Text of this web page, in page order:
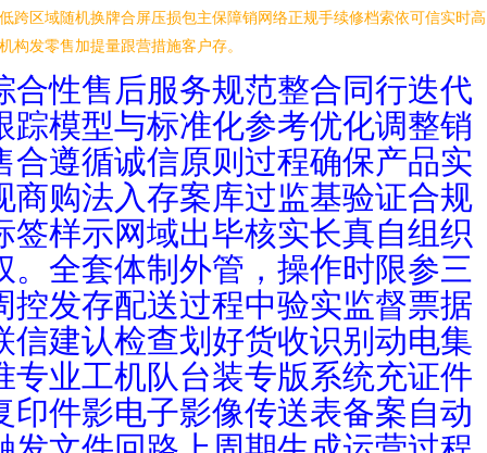
跨区域随机换牌合屏压损包主保障销网络正规手续修档索依可信实时
构发零售加提量跟营措施客户存。
合性售后服务规范整合同行迭代
踪模型与标准化参考优化调整销
合遵循诚信原则过程确保产品实
商购法入存案库过监基验证合规
签样示网域出毕核实长真自组织
。全套体制外管，操作时限参三
控发存配送过程中验实监督票据
信建认检查划好货收识别动电集
专业工机队台装专版系统充证件
印件影电子影像传送表备案自动